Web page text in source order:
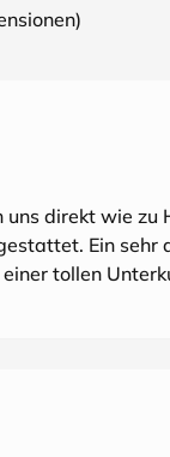
uns direkt wie zu
Ein sehr
tollen